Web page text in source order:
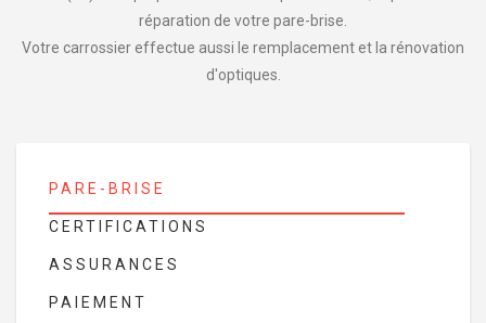
réparation de votre pare-brise.
Votre carrossier effectue aussi le remplacement et la rénovation
d'optiques.
PARE-BRISE
CERTIFICATIONS
ASSURANCES
PAIEMENT